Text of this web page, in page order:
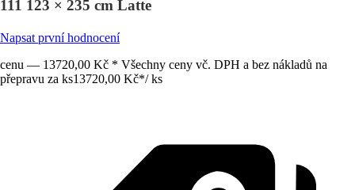
111 123 × 235 cm Latte
Napsat první hodnocení
cenu — 13720,00 Kč * Všechny ceny vč. DPH a bez nákladů na
přepravu za ks13720,00 Kč*/ ks